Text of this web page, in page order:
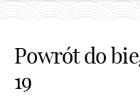
Powrót do
19